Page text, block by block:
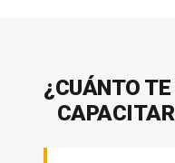
¿CUÁNTO